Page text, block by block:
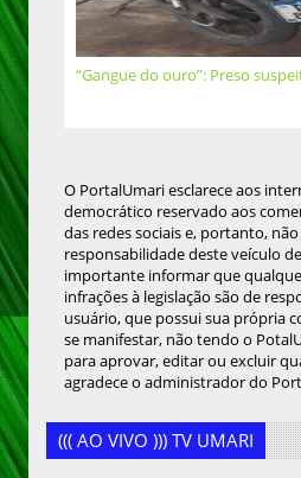
“Gangue do ouro”: Preso
O PortalUmari esclarece aos
democrático reservado aos
das redes sociais e, portanto,
responsabilidade deste veículo
importante informar que
infrações à legislação são de
usuário, que possui sua própria
se manifestar, não tendo o
para aprovar, editar ou excluir
agradece o administrador do
((( AO VIVO ))) TV UMARI